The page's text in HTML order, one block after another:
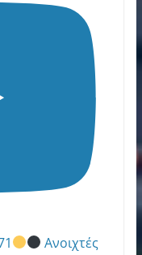
Ανοιχτές